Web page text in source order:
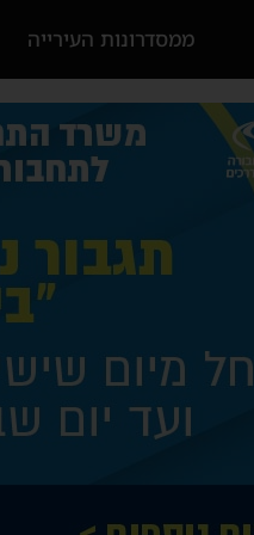
ממסדרונות העירייה